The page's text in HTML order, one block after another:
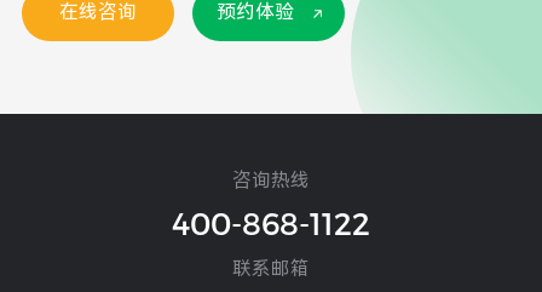
在线咨询 预约体验
咨询热线
400-868-1122
联系邮箱